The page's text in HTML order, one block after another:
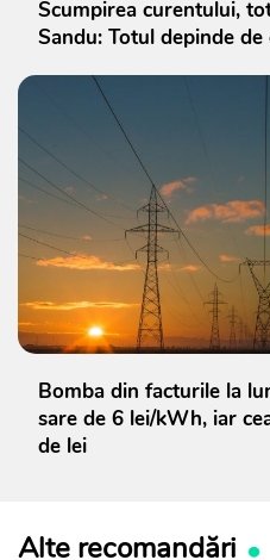
Scumpirea curentului,
Sandu: Totul depinde
Bomba din facturile la
sare de 6 lei/kWh, iar
de lei
Alte recomandări